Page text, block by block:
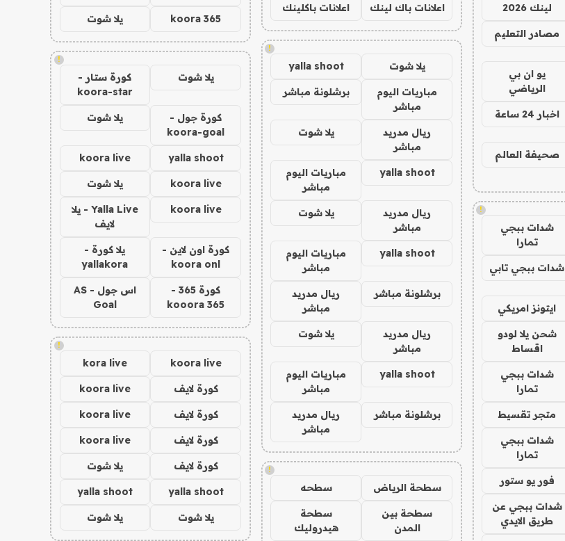
لينك 2026
مصادر التعليم
يو ان بي
الرياضي
اخبار 24 ساعة
صحيفة العالم
!
شدات ببجي
تمارا
شدات ببجي تابي
ايتونز امريكي
شحن يلا لودو
اقساط
شدات ببجي
تمارا
متجر تقسيط
شدات ببجي
تمارا
فور يو ستور
شدات ببجي عن
طريق الايدي
اعلانات باك لينك اعلانات باكلينك
!
يلا شوت yalla shoot
مباريات اليوم
مباشر
برشلونة مباشر
ريال مدريد
مباشر
يلا شوت
yalla shoot
مباريات اليوم
مباشر
ريال مدريد
مباشر
يلا شوت
yalla shoot
مباريات اليوم
مباشر
برشلونة مباشر
ريال مدريد
مباشر
ريال مدريد
مباشر
يلا شوت
yalla shoot
مباريات اليوم
مباشر
برشلونة مباشر
ريال مدريد
مباشر
!
سطحة الرياض سطحه
سطحة بين
المدن
سطحة
هيدروليك
koora 365 يلا شوت
!
يلا شوت
كورة ستار -
koora-star
كورة جول -
koora-goal
يلا شوت
yalla shoot
koora live
koora live يلا شوت
koora live
Yalla Live - يلا
لايف
كورة اون لاين -
koora onl
يلا كورة -
yallakora
كورة 365 -
kooora 365
اس جول - AS
Goal
!
koora live
kora live
كورة لايف koora live
كورة لايف koora live
كورة لايف koora live
كورة لايف يلا شوت
yalla shoot
yalla shoot
يلا شوت يلا شوت